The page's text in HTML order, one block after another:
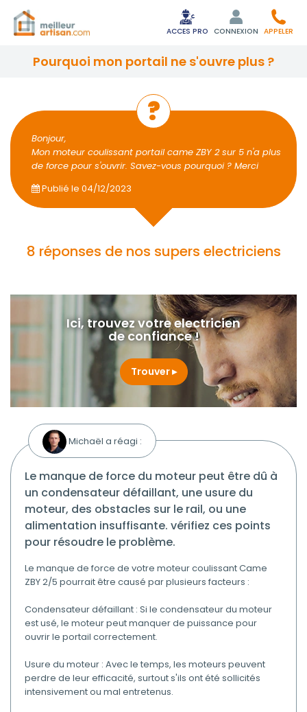
ACCES PRO CONNEXION APPELER
pourquoi mon portail ne s'ouvre plus ?
Bonjour,
Mon moteur coulissant portail came ZBY 2 sur 5 n'a plus
de force pour s'ouvrir. Savez-vous pourquoi ? Merci
Publié le 04/12/2023
8 réponses de nos supers electriciens
Ici, trouvez votre electricien
de confiance !
Trouver
Michaël a réagi :
le manque de force du moteur peut être dû à
un condensateur défaillant, une usure du
moteur, des obstacles sur le rail, ou une
alimentation insuffisante. vérifiez ces points
pour résoudre le problème.
Le manque de force de votre moteur coulissant Came
ZBY 2/5 pourrait être causé par plusieurs facteurs :
Condensateur défaillant : Si le condensateur du moteur
est usé, le moteur peut manquer de puissance pour
ouvrir le portail correctement.
Usure du moteur : Avec le temps, les moteurs peuvent
perdre de leur efficacité, surtout s'ils ont été sollicités
intensivement ou mal entretenus.